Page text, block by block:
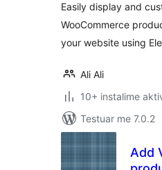
Easily display and
WooCommerce
your website using
Ali Ali
10+ instalime
Testuar me 7.0.2
Add